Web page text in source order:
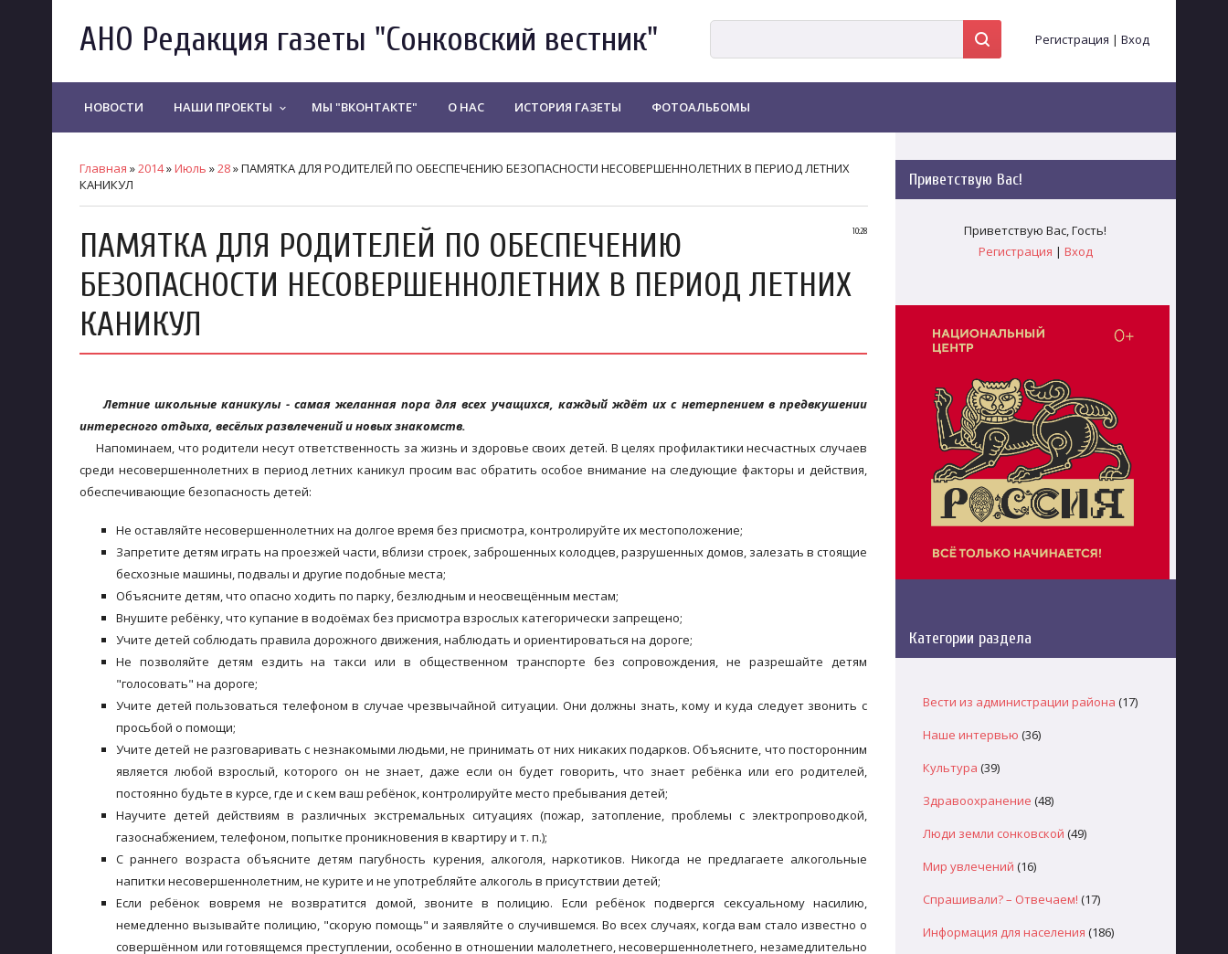
АНО Редакция газеты "Сонковский вестник" Регистрация | Вход
НОВОСТИ НАШИ ПРОЕКТЫ keyboard_arrow_down МЫ "ВКОНТАКТЕ" О НАС ИСТОРИЯ ГАЗЕТЫ ФОТОАЛЬБОМЫ
Главная »2014»Июль »28» ПАМЯТКА ДЛЯ РОДИТЕЛЕЙ ПО ОБЕСПЕЧЕНИЮ БЕЗОПАСНОСТИ НЕСОВЕРШЕННОЛЕТНИХ В ПЕРИОД ЛЕТНИХ
КАНИКУЛ
10:28
ПАМЯТКА ДЛЯ РОДИТЕЛЕЙ ПО ОБЕСПЕЧЕНИЮ
БЕЗОПАСНОСТИ НЕСОВЕРШЕННОЛЕТНИХ В ПЕРИОД ЛЕТНИХ
КАНИКУЛ
Летние школьные каникулы - самая желанная пора для всех учащихся, каждый ждёт их с нетерпением в предвкушении
интересного отдыха, весёлых развлечений и новых знакомств.
Напоминаем, что родители несут ответственность за жизнь и здоровье своих детей. В целях профилактики несчастных случаев
среди несовершеннолетних в период летних каникул просим вас обратить особое внимание на следующие факторы и действия,
обеспечивающие безопасность детей:
Не оставляйте несовершеннолетних на долгое время без присмотра, контролируйте их местоположение;
Запретите детям играть на проезжей части, вблизи строек, заброшенных колодцев, разрушенных домов, залезать в стоящие
бесхозные машины, подвалы и другие подобные места;
Объясните детям, что опасно ходить по парку, безлюдным и неосвещённым местам;
Внушите ребёнку, что купание в водоёмах без присмотра взрослых категорически запрещено;
Учите детей соблюдать правила дорожного движения, наблюдать и ориентироваться на дороге;
Не позволяйте детям ездить на такси или в общественном транспорте без сопровождения, не разрешайте детям
"голосовать" на дороге;
Учите детей пользоваться телефоном в случае чрезвычайной ситуации. Они должны знать, кому и куда следует звонить с
просьбой о помощи;
Учите детей не разговаривать с незнакомыми людьми, не принимать от них никаких подарков. Объясните, что посторонним
является любой взрослый, которого он не знает, даже если он будет говорить, что знает ребёнка или его родителей,
постоянно будьте в курсе, где и с кем ваш ребёнок, контролируйте место пребывания детей;
Научите детей действиям в различных экстремальных ситуациях (пожар, затопление, проблемы с электропроводкой,
газоснабжением, телефоном, попытке проникновения в квартиру и т. п.);
С раннего возраста объясните детям пагубность курения, алкоголя, наркотиков. Никогда не предлагаете алкогольные
напитки несовершеннолетним, не курите и не употребляйте алкоголь в присутствии детей;
Если ребёнок вовремя не возвратится домой, звоните в полицию. Если ребёнок подвергся сексуальному насилию,
немедленно вызывайте полицию, "скорую помощь" и заявляйте о случившемся. Во всех случаях, когда вам стало известно о
совершённом или готовящемся преступлении, особенно в отношении малолетнего, несовершеннолетнего, незамедлительно
Приветствую Вас!
Приветствую Вас,Гость!
Регистрация | Вход
Категории раздела
Вести из администрации района (17)
Наше интервью (36)
Культура (39)
Здравоохранение (48)
Люди земли сонковской (49)
Мир увлечений (16)
Спрашивали? – Отвечаем! (17)
Информация для населения (186)